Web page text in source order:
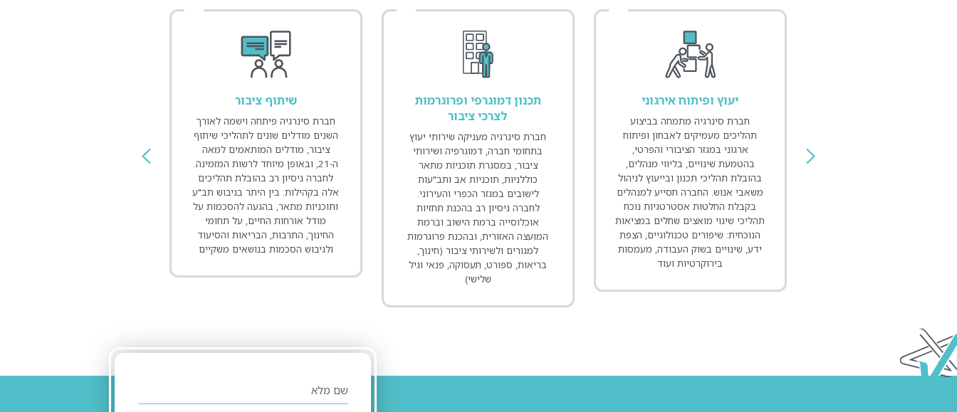
יעוץ ופיתוח אירגוני
חברת סינרגיה מתמחה בביצוע
תהליכים מעמיקים לאבחון ופיתוח
ארגוני במגזר הציבורי והפרטי,
בהטמעת שינויים, בליווי מנהלים,
בהובלת תהליכי תכנון ובייעוץ לניהול
משאבי אנוש. החברה תסייע למנהלים
בקבלת החלטות אסטרטגיות נוכח
תהליכי שינוי מואצים שחלים במציאות
הנוכחית: שיפורים טכנולוגיים, הצפת
ידע, שינויים בשוק העבודה, מעמסות
בירוקרטיות ועוד
תכנון דמוגרפי ופרוגרמות
לצרכי ציבור
חברת סינרגיה מעניקה שירותי יעוץ
בתחומי חברה, דמוגרפיה ושירותי
ציבור, במסגרת תוכניות מתאר
כוללניות, תוכניות אב ותב"עות
לישובים במגזר הכפרי והעירוני.
לחברה ניסיון רב בהכנת תחזיות
אוכלוסייה ברמת הישוב וברמת
המועצה האזורית, ובהכנת פרוגרמות
למגורים ולשירותי ציבור (חינוך,
בריאות, ספורט, תעסוקה, פנאי וגיל
שלישי)
שיתוף ציבור
חברת סינרגיה פיתחה וישמה לאורך
השנים מודלים שונים לתהליכי שיתוף
ציבור, מודלים המותאמים למאה
ה-21, ובאופן מיוחד לרשות המזמינה.
לחברה ניסיון רב בהובלת תהליכים
אלה בקהילות. בין היתר בגיבוש תב"ע
ותוכניות מתאר, בהגעה להסכמות על
מודל אורחות החיים, על תחומי
החינוך, התרבות, הבריאות והסיעוד
ולגיבוש הסכמות בנושאים משקיים